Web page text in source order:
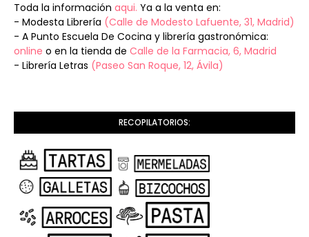
Toda la información aqui. Ya a la venta en:
- Modesta Librería (Calle de Modesto Lafuente, 31, Madrid)
- A Punto Escuela De Cocina y librería gastronómica:
online o en la tienda de Calle de la Farmacia, 6, Madrid
- Librería Letras (Paseo San Roque, 12, Ávila)
RECOPILATORIOS: